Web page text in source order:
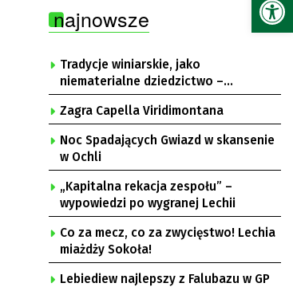
najnowsze
Tradycje winiarskie, jako
niematerialne dziedzictwo –
konsultacje i projekt
Zagra Capella Viridimontana
Noc Spadających Gwiazd w skansenie
w Ochli
„Kapitalna rekacja zespołu” –
wypowiedzi po wygranej Lechii
Co za mecz, co za zwycięstwo! Lechia
miażdży Sokoła!
Lebiediew najlepszy z Falubazu w GP